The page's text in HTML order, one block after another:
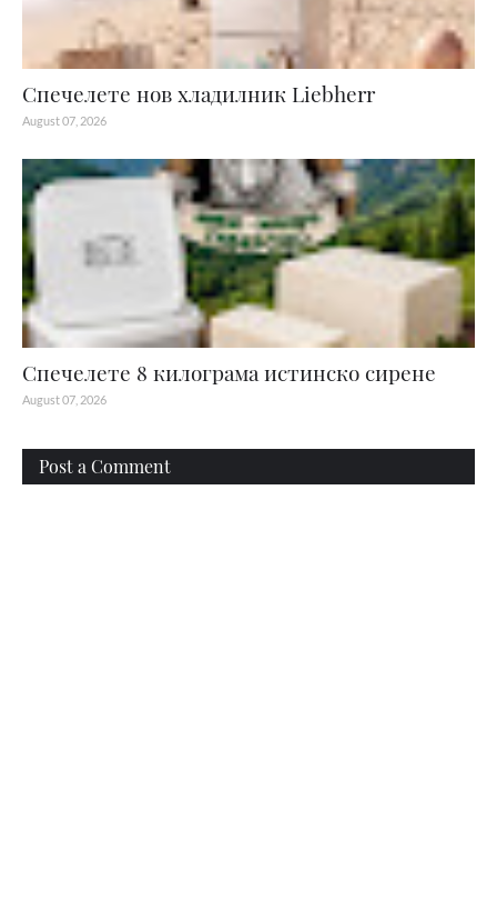
Спечелете нов хладилник Liebherr
August 07, 2026
Спечелете 8 килограма истинско сирене
August 07, 2026
Post a Comment